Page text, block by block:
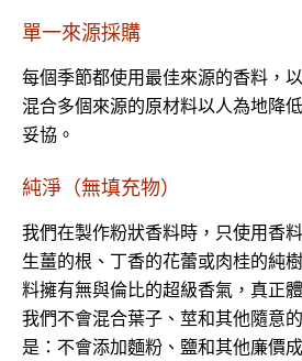
單一來源採購
每個季節都使用最佳來源的香料，
混合多個來源的原材料以人為地降
妥協。
純淨（無填充物）
我們在製作粉狀香料時，只使用香
生薑的根、丁香的花蕾或肉桂的純
料擁有無與倫比的超級香氣，真正
我們不會混合葉子、莖和其他隨意
是：不會添加麵粉、鹽和其他廉價